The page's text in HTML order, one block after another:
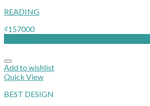
READING
₫157000
Add to wishlist
Quick View
BEST DESIGN